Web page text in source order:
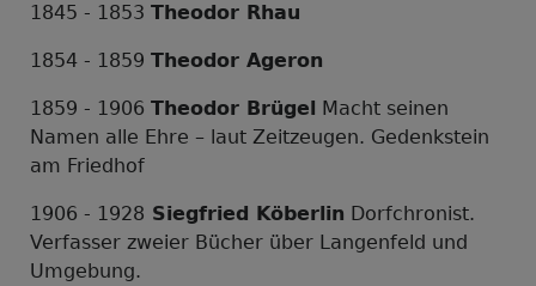
1845 - 1853 Theodor Rhau
1854 - 1859 Theodor Ageron
1859 - 1906 Theodor Brügel Macht seinen
Namen alle Ehre – laut Zeitzeugen. Gedenkstein
am Friedhof
1906 - 1928 Siegfried Köberlin Dorfchronist.
Verfasser zweier Bücher über Langenfeld und
Umgebung.